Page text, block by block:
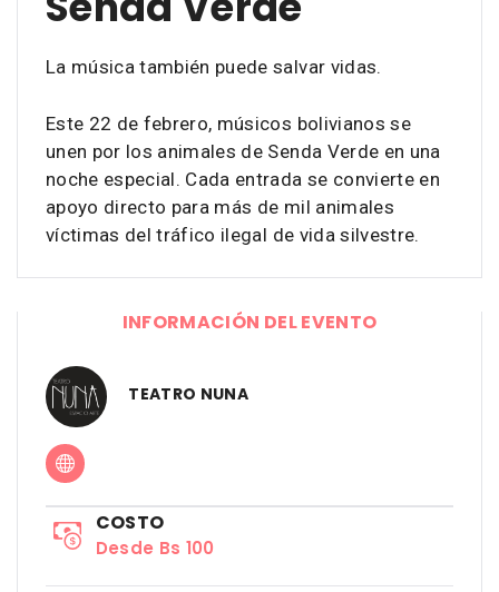
La música también puede salvar vidas.
Este 22 de febrero, músicos bolivianos se
unen por los animales de Senda Verde en una
noche especial. Cada entrada se convierte en
apoyo directo para más de mil animales
víctimas del tráfico ilegal de vida silvestre.
INFORMACIÓN DEL EVENTO
TEATRO NUNA
COSTO
Desde Bs 100